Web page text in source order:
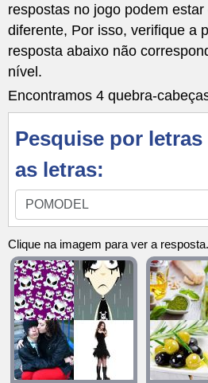
respostas no jogo podem
diferente, Por isso, verifique a
resposta abaixo não
nível.
Encontramos 4 quebra-
Pesquise por
as letras:
Pesquise
por
letras
e
digite
todas
as
letras:
Clique na imagem para ver a resposta.